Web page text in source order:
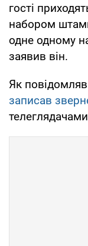
гості
набором
одне одному
заявив він.
Як
записав
телеглядачами